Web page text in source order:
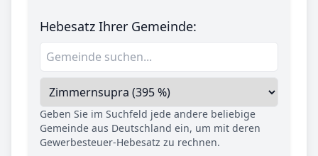
Hebesatz Ihrer Gemeinde:
Geben Sie im Suchfeld jede andere beliebige
Gemeinde aus Deutschland ein, um mit deren
Gewerbesteuer-Hebesatz zu rechnen.